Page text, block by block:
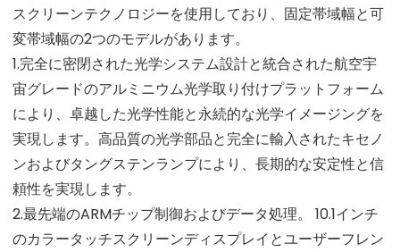
スクリーンテクノロジーを使用しており、固定帯域幅と可
変帯域幅の2つのモデルがあります。
1.完全に密閉された光学システム設計と統合された航空宇
宙グレードのアルミニウム光学取り付けプラットフォーム
により、卓越した光学性能と永続的な光学イメージングを
実現します。高品質の光学部品と完全に輸入されたキセノ
ンおよびタングステンランプにより、長期的な安定性と信
頼性を実現します。
2.最先端のARMチップ制御およびデータ処理。 10.1インチ
のカラータッチスクリーンディスプレイとユーザーフレン